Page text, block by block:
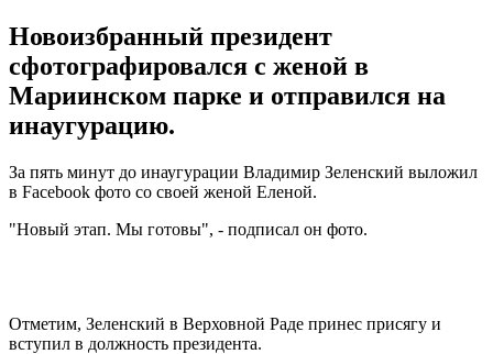
Новоизбранный президент
сфотографировался с женой в
Мариинском парке и отправился на
инаугурацию.
За пять минут до инаугурации Владимир Зеленский выложил
в Facebook фото со своей женой Еленой.
"Новый этап. Мы готовы", - подписал он фото.
Отметим, Зеленский в Верховной Раде принес присягу и
вступил в должность президента.